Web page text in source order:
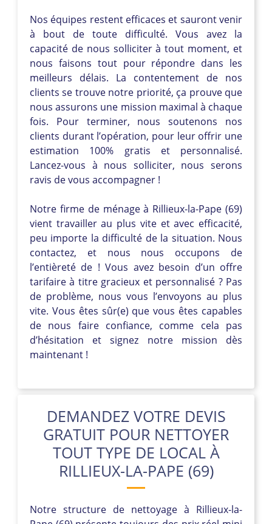
Nos équipes restent efficaces et sauront venir
à bout de toute difficulté. Vous avez la
capacité de nous solliciter à tout moment, et
nous faisons tout pour répondre dans les
meilleurs délais. La contentement de nos
clients se trouve notre priorité, ça prouve que
nous assurons une mission maximal à chaque
fois. Pour terminer, nous soutenons nos
clients durant l’opération, pour leur offrir une
estimation 100% gratis et personnalisé.
Lancez-vous à nous solliciter, nous serons
ravis de vous accompagner !
Notre firme de ménage à Rillieux-la-Pape (69)
vient travailler au plus vite et avec efficacité,
peu importe la difficulté de la situation. Nous
contactez, et nous nous occupons de
l’entièreté de ! Vous avez besoin d’un offre
tarifaire à titre gracieux et personnalisé ? Pas
de problème, nous vous l’envoyons au plus
vite. Vous êtes sûr(e) que vous êtes capables
de nous faire confiance, comme cela pas
d’hésitation et signez notre mission dès
maintenant !
DEMANDEZ VOTRE DEVIS
GRATUIT POUR NETTOYER
TOUT TYPE DE LOCAL À
RILLIEUX-LA-PAPE (69)
Notre structure de nettoyage à Rillieux-la-